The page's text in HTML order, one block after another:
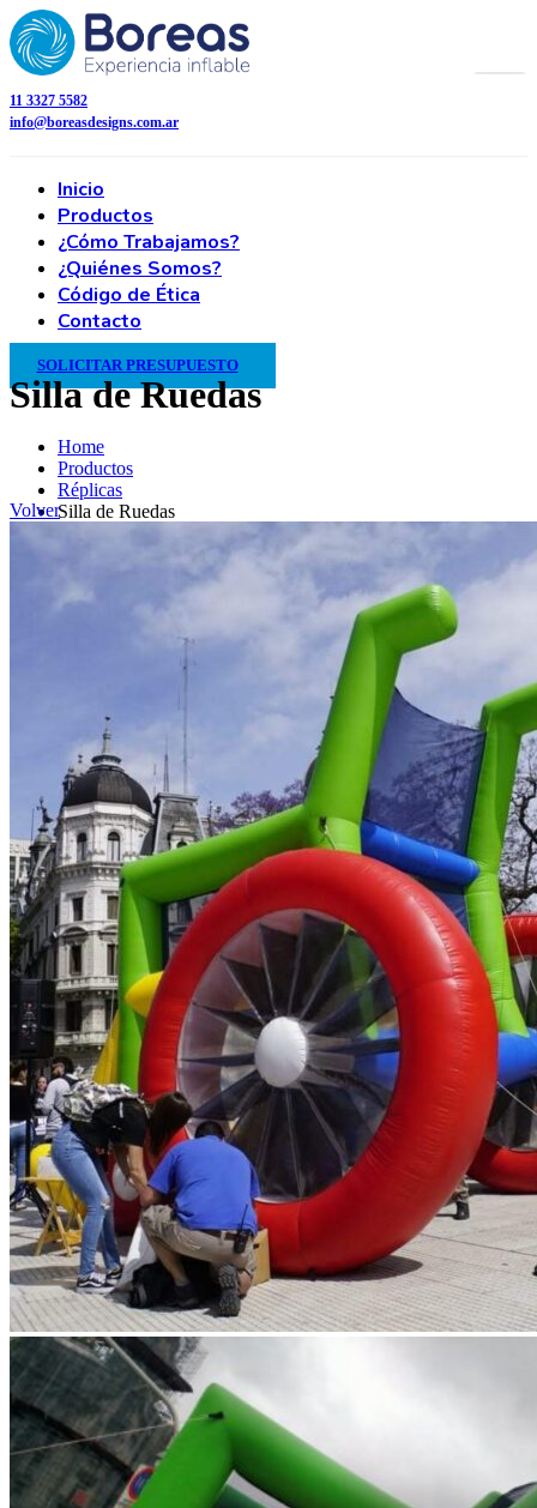
11 3327 5582
info@boreasdesigns.com.ar
Inicio
Productos
¿Cómo Trabajamos?
¿Quiénes Somos?
Código de Ética
Contacto
SOLICITAR PRESUPUESTO
Silla de Ruedas
Home
Productos
Réplicas
Silla de Ruedas
Volver